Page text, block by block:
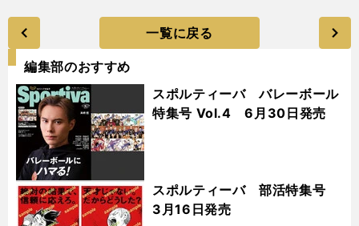
一覧に戻る
編集部のおすすめ
スポルティーバ バレーボール
特集号 Vol.4 6月30日発売
スポルティーバ 部活特集号
3月16日発売